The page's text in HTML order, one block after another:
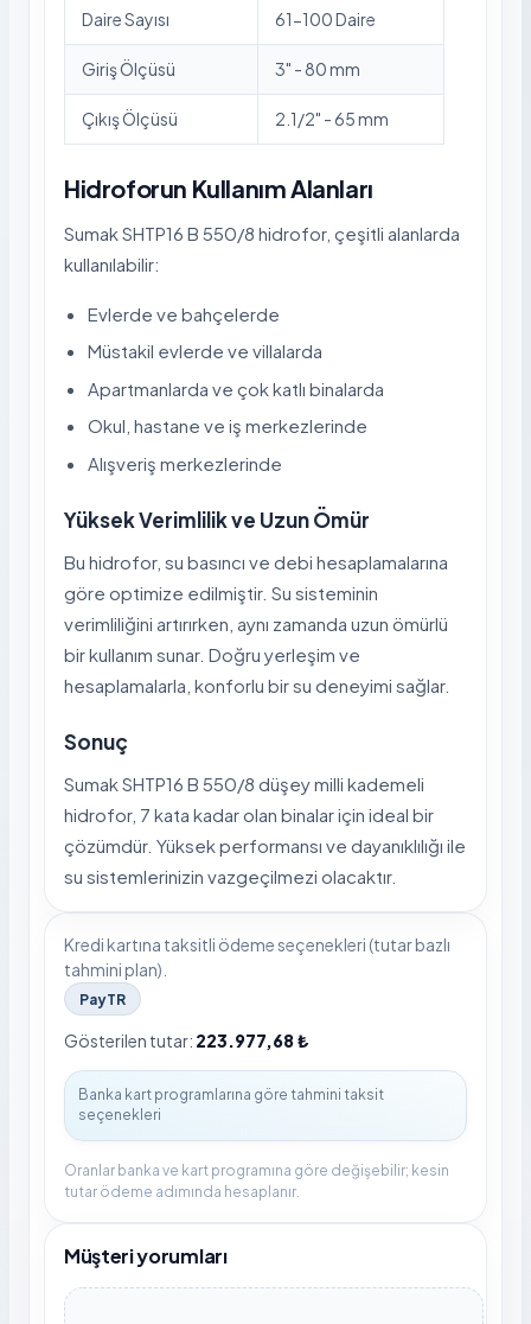
Daire Sayısı 61-100 Daire
Giriş Ölçüsü 3" - 80 mm
Çıkış Ölçüsü 2.1/2" - 65 mm
Hidroforun Kullanım Alanları
Sumak SHTP16 B 550/8 hidrofor, çeşitli alanlarda
kullanılabilir:
Evlerde ve bahçelerde
Müstakil evlerde ve villalarda
Apartmanlarda ve çok katlı binalarda
Okul, hastane ve iş merkezlerinde
Alışveriş merkezlerinde
Yüksek Verimlilik ve Uzun Ömür
Bu hidrofor, su basıncı ve debi hesaplamalarına
göre optimize edilmiştir. Su sisteminin
verimliliğini artırırken, aynı zamanda uzun ömürlü
bir kullanım sunar. Doğru yerleşim ve
hesaplamalarla, konforlu bir su deneyimi sağlar.
Sonuç
Sumak SHTP16 B 550/8 düşey milli kademeli
hidrofor, 7 kata kadar olan binalar için ideal bir
çözümdür. Yüksek performansı ve dayanıklılığı ile
su sistemlerinizin vazgeçilmezi olacaktır.
Kredi kartına taksitli ödeme seçenekleri (tutar bazlı
tahmini plan).
PayTR
Gösterilen tutar: 223.977,68 ₺
Oranlar banka ve kart programına göre değişebilir; kesin
tutar ödeme adımında hesaplanır.
Müşteri yorumları